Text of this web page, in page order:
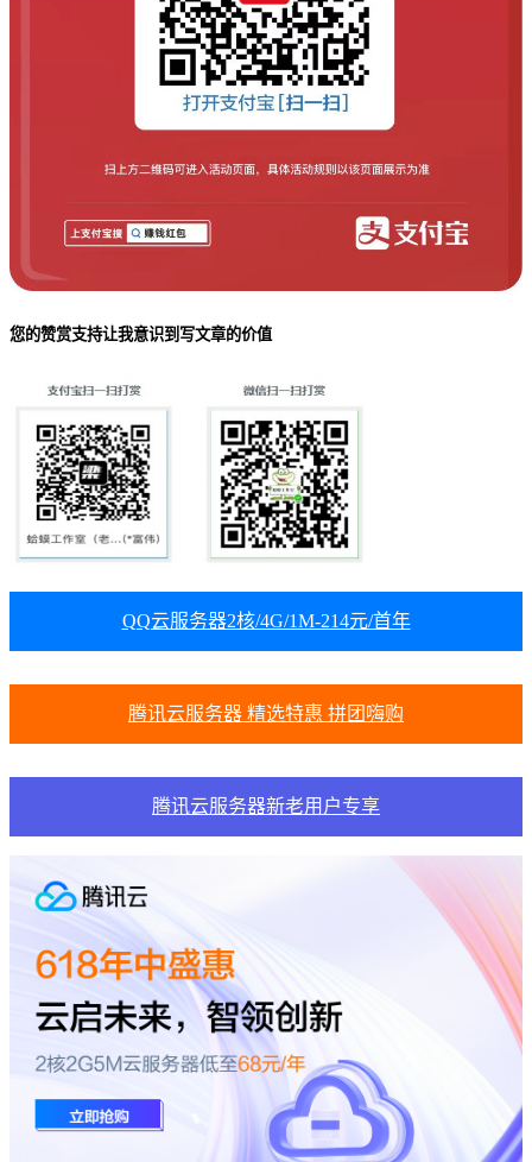
您的赞赏支持让我意识到写文章的价值
QQ云服务器2核/4G/1M-214元/首年
腾讯云服务器 精选特惠 拼团嗨购
腾讯云服务器新老用户专享